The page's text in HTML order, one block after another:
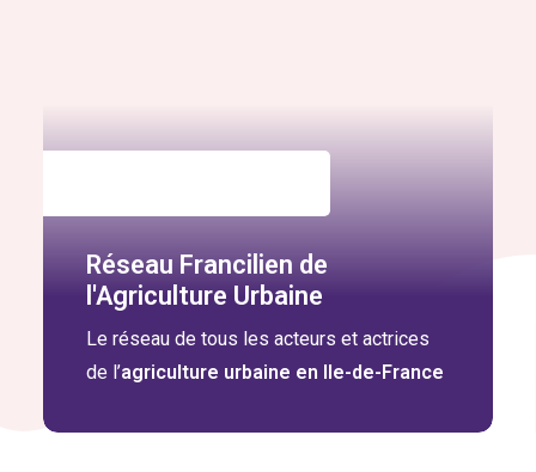
Réseau Francilien de
l'Agriculture Urbaine
Le réseau de tous les acteurs et actrices
de l’agriculture urbaine en Ile-de-France